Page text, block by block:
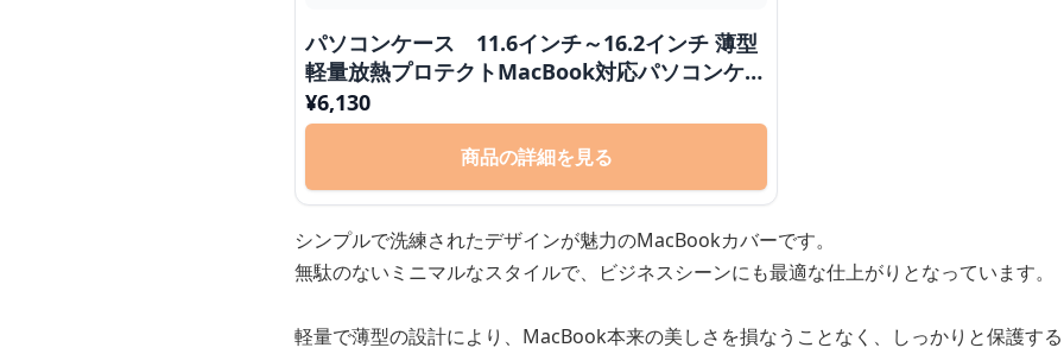
パソコンケース 11.6インチ～16.2インチ 薄型
軽量放熱プロテクトMacBook対応パソコンケー
ス ビジネス カフェ作業 日常使い
¥6,130
商品の詳細を見る
シンプルで洗練されたデザインが魅力のMacBookカバーです。
無駄のないミニマルなスタイルで、ビジネスシーンにも最適な仕上がりとなっています。
軽量で薄型の設計により、MacBook本来の美しさを損なうことなく、しっかりと保護する